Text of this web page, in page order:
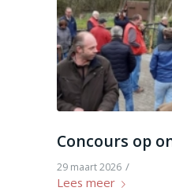
Concours op
29 maart 2026 /
Lees meer